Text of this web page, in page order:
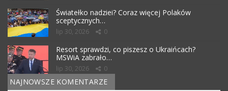
Światełko nadziei? Coraz więcej Polaków
sceptycznych…
lip 30, 2026 0
Resort sprawdzi, co piszesz o Ukraińcach?
MSWiA zabrało…
lip 30, 2026 0
NAJNOWSZE KOMENTARZE